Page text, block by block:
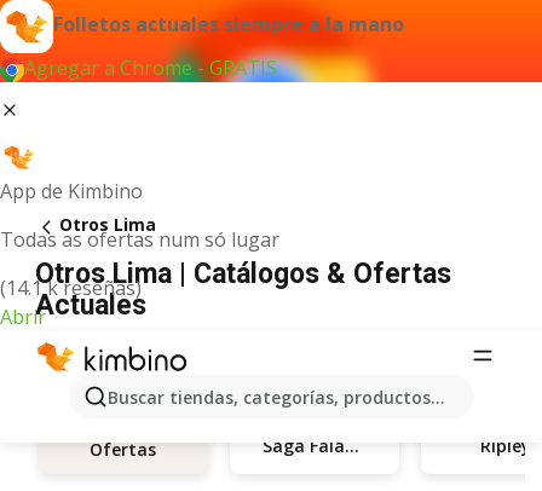
Folletos actuales siempre a la mano
Agregar a Chrome - GRATIS
App de Kimbino
Todas as ofertas num só lugar
(14.1 k reseñas)
Abrir
Buscar tiendas, categorías, productos...
Otros Lima
Otros Lima | Catálogos & Ofertas
Actuales
Ofertas Saga Falabella Ripley